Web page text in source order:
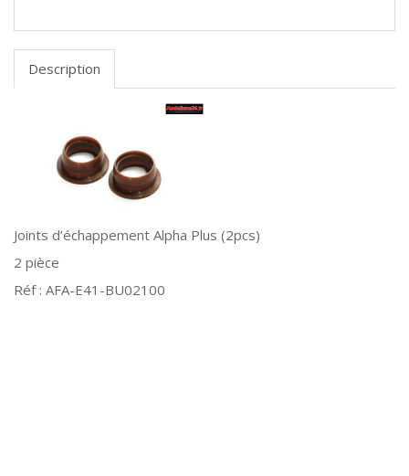
Description
Joints d’échappement Alpha Plus (2pcs)
2 pièce
Réf : AFA-E41-BU02100